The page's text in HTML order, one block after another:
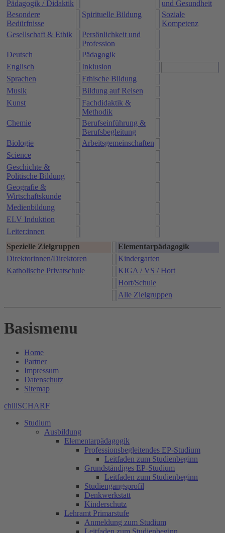
Pädagogik / Didaktik
und Gesundheit
Besondere
Bedürfnisse
Spirituelle Bildung
Soziale
Kompetenz
Gesellschaft & Ethik
Persönlichkeit und
Profession
Deutsch
Pädagogik
Englisch
Inklusion
Sprachen
Ethische Bildung
Musik
Bildung auf Reisen
Kunst
Fachdidaktik &
Methodik
Chemie
Berufseinführung &
Berufsbegleitung
Biologie
Arbeitsgemeinschaften
Science
Geschichte &
Politische Bildung
Geografie &
Wirtschaftskunde
Medienbildung
ELV Induktion
Leiter:innen
Spezielle Zielgruppen
Elementarpädagogik
Direktorinnen/Direktoren
Kindergarten
Katholische Privatschule
KIGA / VS / Hort
Hort/Schule
Alle Zielgruppen
Basismenu
Home
Partner
Impressum
Datenschutz
Sitemap
chiliSCHARF
Studium
Ausbildung
Elementarpädagogik
Professionsbegleitendes EP-Studium
Leitfaden zum Studienbeginn
Grundständiges EP-Studium
Leitfaden zum Studienbeginn
Studiengangsprofil
Denkwerkstatt
Kinderschutz
Lehramt Primarstufe
Anmeldung zum Studium
Leitfaden zum Studienbeginn